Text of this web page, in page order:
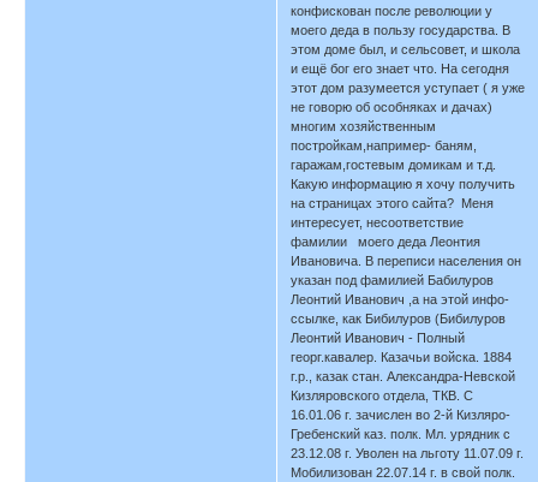
конфискован после революции у
моего деда в пользу государства. В
этом доме был, и сельсовет, и школа
и ещё бог его знает что. На сегодня
этот дом разумеется уступает ( я уже
не говорю об особняках и дачах)
многим хозяйственным
постройкам,например- баням,
гаражам,гостевым домикам и т.д.
Какую информацию я хочу получить
на страницах этого сайта? Меня
интересует, несоответствие
фамилии моего деда Леонтия
Ивановича. В переписи населения он
указан под фамилией Бабилуров
Леонтий Иванович ,а на этой инфо-
ссылке, как Бибилуров (Бибилуров
Леонтий Иванович - Полный
георг.кавалер. Казачьи войска. 1884
г.р., казак стан. Александра-Невской
Кизляровского отдела, ТКВ. С
16.01.06 г. зачислен во 2-й Кизляро-
Гребенский каз. полк. Мл. урядник с
23.12.08 г. Уволен на льготу 11.07.09 г.
Мобилизован 22.07.14 г. в свой полк.